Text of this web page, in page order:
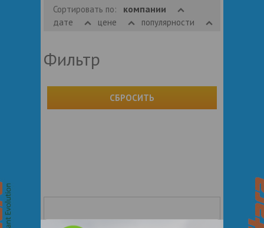
Сортировать по: компании
дате цене популярности
Фильтр
СБРОСИТЬ